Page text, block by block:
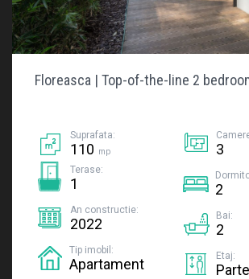
Suprafata:
110 mp 3
Terase:
1 2
An constructie:
2022 Bai:
2
Tip imobil:
Apartament Etaj: